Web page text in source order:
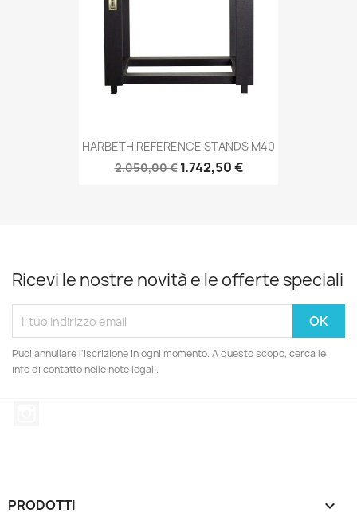
HARBETH REFERENCE STANDS M40
2.050,00 € 1.742,50 €
Ricevi le nostre novità e le offerte speciali
Puoi annullare l'iscrizione in ogni momento. A questo scopo, cerca le
info di contatto nelle note legali.
PRODOTTI 